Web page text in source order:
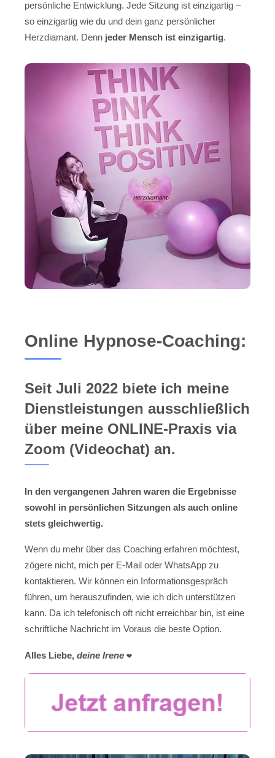
persönliche Entwicklung. Jede Sitzung ist einzigartig –
so einzigartig wie du und dein ganz persönlicher
Herzdiamant. Denn jeder Mensch ist einzigartig.
Online Hypnose-Coaching:
Seit Juli 2022 biete ich meine
Dienstleistungen ausschließlich
über meine ONLINE-Praxis via
Zoom (Videochat) an.
In den vergangenen Jahren waren die Ergebnisse
sowohl in persönlichen Sitzungen als auch online
stets gleichwertig.
Wenn du mehr über das Coaching erfahren möchtest,
zögere nicht, mich per E-Mail oder WhatsApp zu
kontaktieren. Wir können ein Informationsgespräch
führen, um herauszufinden, wie ich dich unterstützen
kann. Da ich telefonisch oft nicht erreichbar bin, ist eine
schriftliche Nachricht im Voraus die beste Option.
Alles Liebe, deine Irene ❤️